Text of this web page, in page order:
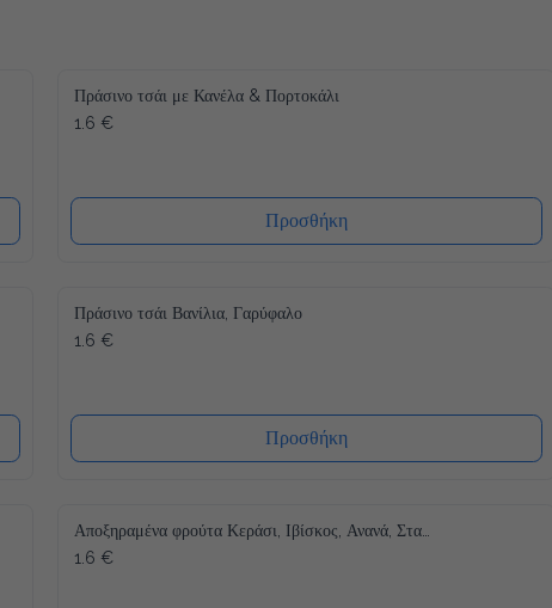
Πράσινο τσάι με Κανέλα & Πορτοκάλι
1.6 €
Προσθήκη
Πράσινο τσάι Βανίλια, Γαρύφαλο
1.6 €
Προσθήκη
Αποξηραμένα φρούτα Κεράσι, Ιβίσκος, Ανανά, Σταφύλι, Μπανάνα
1.6 €